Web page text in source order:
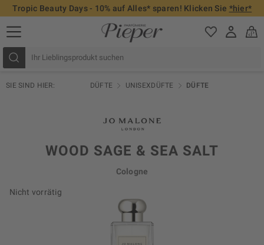
Tropic Beauty Days - 10% auf Alles* sparen! Klicken Sie *hier*
SIE SIND HIER: DÜFTE UNISEXDÜFTE DÜFTE
Nicht vorrätig
WOOD SAGE & SEA SALT
Cologne